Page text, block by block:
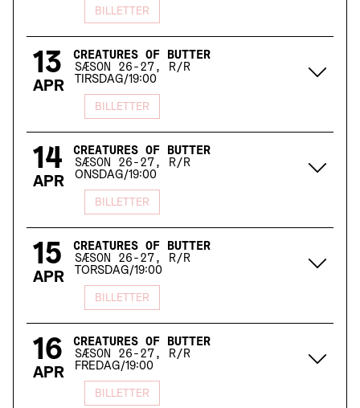
BILLETTER
13
APR
CREATURES OF BUTTER
SÆSON 26-27, R/R
TIRSDAG/19:00
BILLETTER
14
APR
CREATURES OF BUTTER
SÆSON 26-27, R/R
ONSDAG/19:00
BILLETTER
15
APR
CREATURES OF BUTTER
SÆSON 26-27, R/R
TORSDAG/19:00
BILLETTER
16
APR
CREATURES OF BUTTER
SÆSON 26-27, R/R
FREDAG/19:00
BILLETTER